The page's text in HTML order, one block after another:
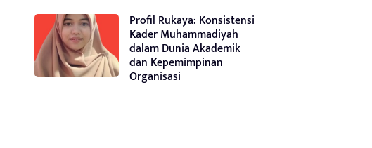
Profil Rukaya: Konsistensi
Kader Muhammadiyah
dalam Dunia Akademik
dan Kepemimpinan
Organisasi